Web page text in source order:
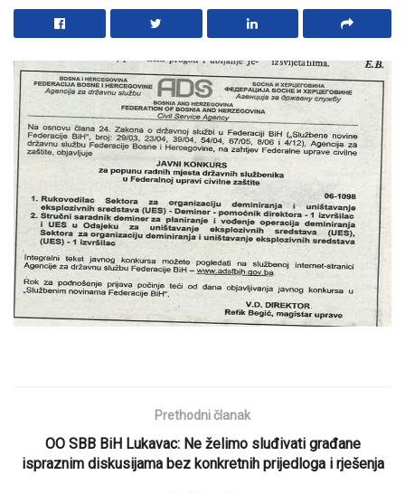
Prethodni članak
OO SBB BiH Lukavac: Ne želimo sluđivati građane
ispraznim diskusijama bez konkretnih prijedloga i rješenja